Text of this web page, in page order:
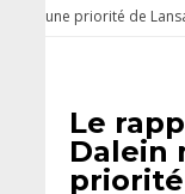
une priorité de
Le
Dalein
priorité